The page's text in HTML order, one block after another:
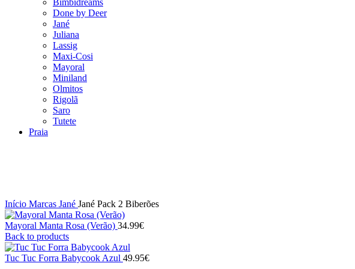
Bimbidreams
Done by Deer
Jané
Juliana
Lassig
Maxi-Cosi
Mayoral
Miniland
Olmitos
Rigolã
Saro
Tutete
Praia
Início Marcas Jané Jané Pack 2 Biberões
Mayoral Manta Rosa (Verão) 34.99€
Back to products
Tuc Tuc Forra Babycook Azul 49.95€